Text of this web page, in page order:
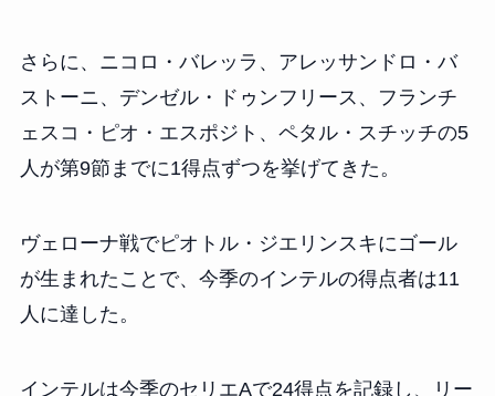
さらに、ニコロ・バレッラ、アレッサンドロ・バ
ストーニ、デンゼル・ドゥンフリース、フランチ
ェスコ・ピオ・エスポジト、ペタル・スチッチの5
人が第9節までに1得点ずつを挙げてきた。
ヴェローナ戦でピオトル・ジエリンスキにゴール
が生まれたことで、今季のインテルの得点者は11
人に達した。
インテルは今季のセリエAで24得点を記録し、リー